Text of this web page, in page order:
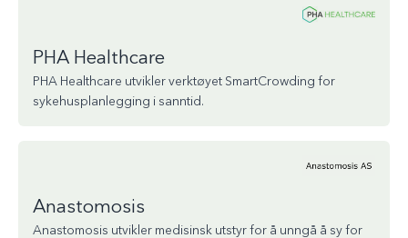
PHA Healthcare
PHA Healthcare utvikler verktøyet SmartCrowding for
sykehusplanlegging i sanntid.
Anastomosis
Anastomosis utvikler medisinsk utstyr for å unngå å sy for